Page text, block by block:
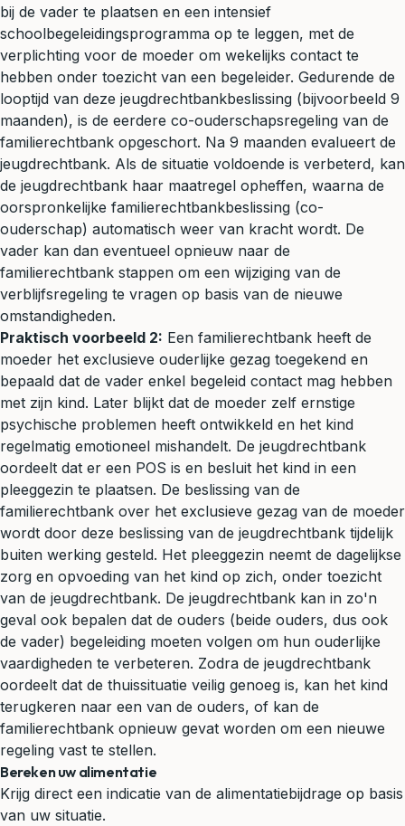
bij de vader te plaatsen en een intensief
schoolbegeleidingsprogramma op te leggen, met de
verplichting voor de moeder om wekelijks contact te
hebben onder toezicht van een begeleider. Gedurende de
looptijd van deze jeugdrechtbankbeslissing (bijvoorbeeld 9
maanden), is de eerdere co-ouderschapsregeling van de
familierechtbank opgeschort. Na 9 maanden evalueert de
jeugdrechtbank. Als de situatie voldoende is verbeterd, kan
de jeugdrechtbank haar maatregel opheffen, waarna de
oorspronkelijke familierechtbankbeslissing (co-
ouderschap) automatisch weer van kracht wordt. De
vader kan dan eventueel opnieuw naar de
familierechtbank stappen om een wijziging van de
verblijfsregeling te vragen op basis van de nieuwe
omstandigheden.
Praktisch voorbeeld 2: Een familierechtbank heeft de
moeder het exclusieve ouderlijke gezag toegekend en
bepaald dat de vader enkel begeleid contact mag hebben
met zijn kind. Later blijkt dat de moeder zelf ernstige
psychische problemen heeft ontwikkeld en het kind
regelmatig emotioneel mishandelt. De jeugdrechtbank
oordeelt dat er een POS is en besluit het kind in een
pleeggezin te plaatsen. De beslissing van de
familierechtbank over het exclusieve gezag van de moeder
wordt door deze beslissing van de jeugdrechtbank tijdelijk
buiten werking gesteld. Het pleeggezin neemt de dagelijkse
zorg en opvoeding van het kind op zich, onder toezicht
van de jeugdrechtbank. De jeugdrechtbank kan in zo'n
geval ook bepalen dat de ouders (beide ouders, dus ook
de vader) begeleiding moeten volgen om hun ouderlijke
vaardigheden te verbeteren. Zodra de jeugdrechtbank
oordeelt dat de thuissituatie veilig genoeg is, kan het kind
terugkeren naar een van de ouders, of kan de
familierechtbank opnieuw gevat worden om een nieuwe
regeling vast te stellen.
Bereken uw alimentatie
Krijg direct een indicatie van de alimentatiebijdrage op basis
van uw situatie.